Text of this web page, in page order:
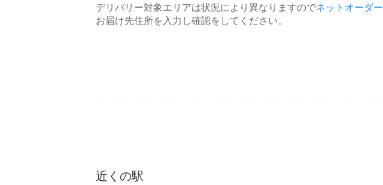
デリバリー対象エリアは状況により異なりますのでネットオーダー
お届け先住所を入力し確認をしてください。
近くの駅